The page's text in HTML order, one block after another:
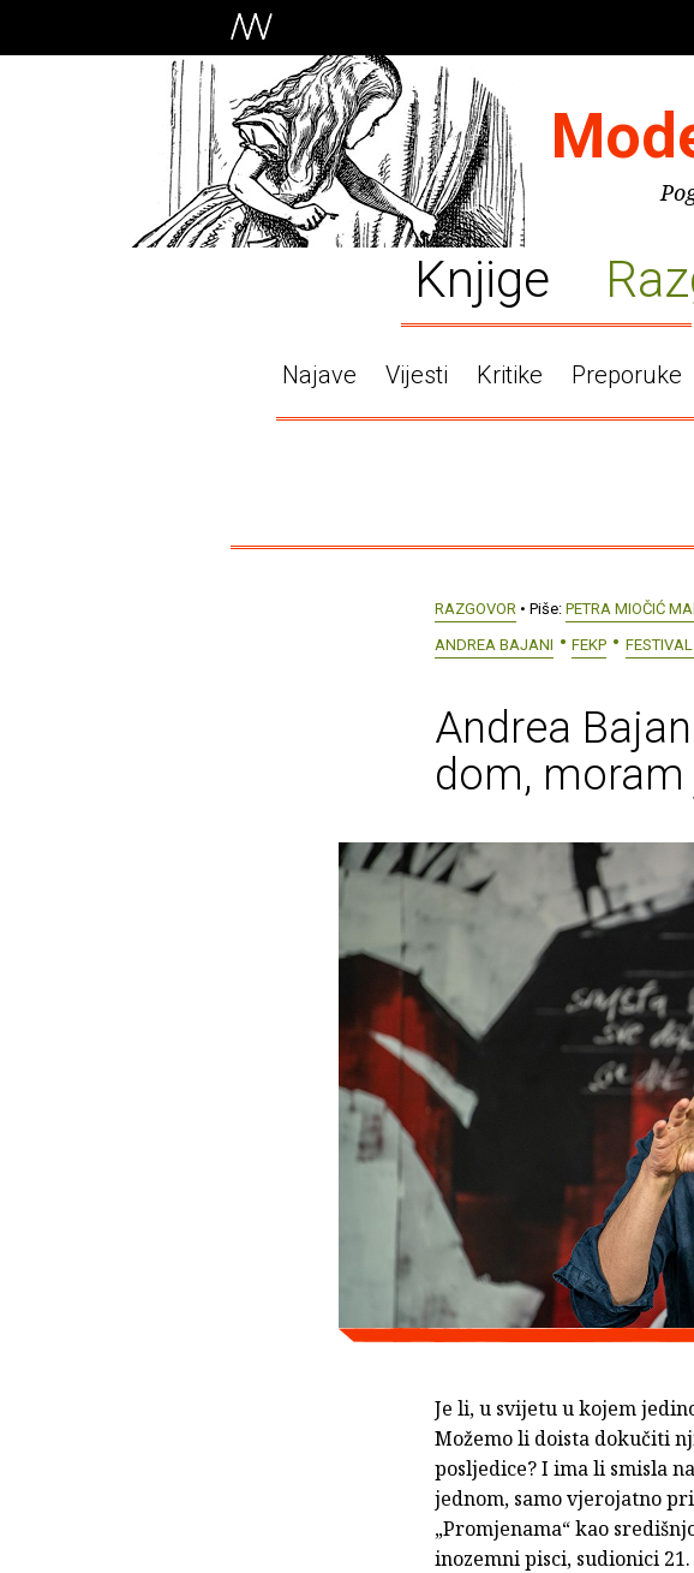
Knjige
Najave Vijesti Kritike Preporuke
RAZGOVOR • Piše: PETRA MIOČIĆ
ANDREA BAJANI
FEKP
Andrea
dom,
Je li, u svijetu u kojem
Možemo li doista dokučiti
posljedice? I ima li smisla
jednom, samo vjerojatno
„Promjenama“ kao
inozemni pisci, sudionici